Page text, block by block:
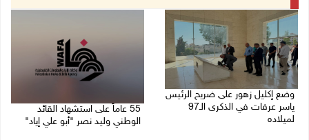
وضع إكليل زهور على ضريح الرئيس
ياسر عرفات في الذكرى الـ97
لميلاده
55 عاماً على استشهاد القائد
الوطني وليد نصر "أبو علي إياد"